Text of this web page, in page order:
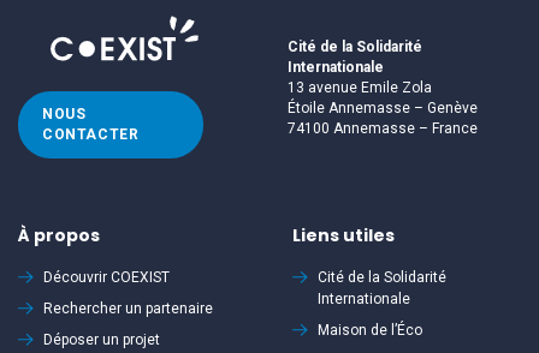
NOUS
CONTACTER
Cité de la Solidarité
Internationale
13 avenue Emile Zola
Étoile Annemasse – Genève
74100 Annemasse – France
À propos
Découvrir COEXIST
Rechercher un partenaire
Déposer un projet
Liens utiles
Cité de la Solidarité
Internationale
Maison de l’Éco